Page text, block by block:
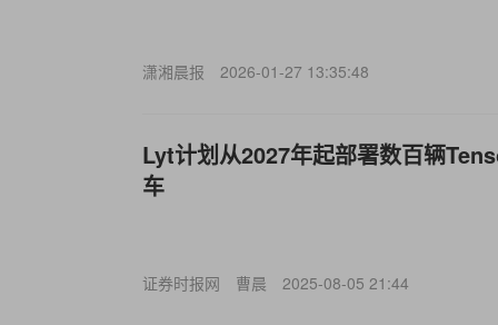
潇湘晨报 2026-01-27 13:35:48
Lyt计划从2027年起部署数百辆
车
证券时报网 曹晨 2025-08-05 21:44